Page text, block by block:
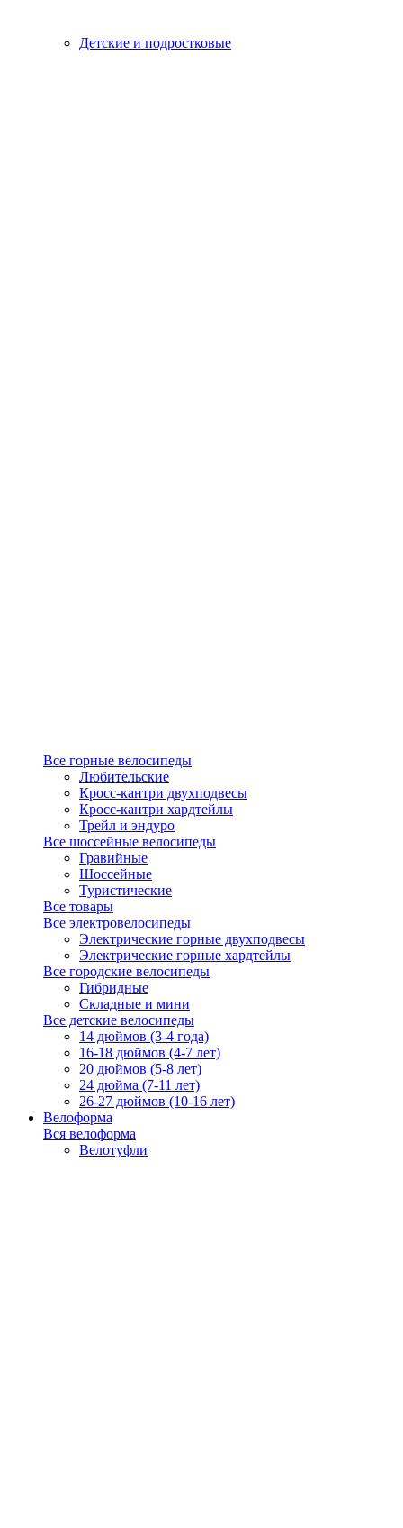
Детские и подростковые
Все горные велосипеды
Любительские
Кросс-кантри двухподвесы
Кросс-кантри хардтейлы
Трейл и эндуро
Все шоссейные велосипеды
Гравийные
Шоссейные
Туристические
Все товары
Все электровелосипеды
Электрические горные двухподвесы
Электрические горные хардтейлы
Все городские велосипеды
Гибридные
Складные и мини
Все детские велосипеды
14 дюймов (3-4 года)
16-18 дюймов (4-7 лет)
20 дюймов (5-8 лет)
24 дюйма (7-11 лет)
26-27 дюймов (10-16 лет)
Велоформа
Вся велоформа
Велотуфли